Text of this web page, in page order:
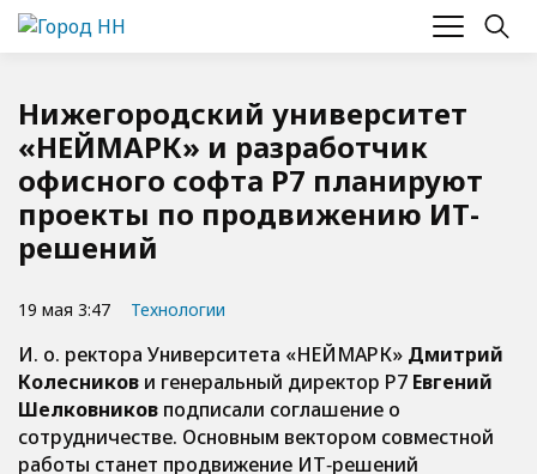
Нижегородский университет
«НЕЙМАРК» и разработчик
офисного софта P7 планируют
проекты по продвижению ИТ-
решений
19 мая 3:47 Технологии
И. о. ректора Университета «НЕЙМАРК» Дмитрий
Колесников и генеральный директор Р7 Евгений
Шелковников подписали соглашение о
сотрудничестве. Основным вектором совместной
работы станет продвижение ИТ‑решений